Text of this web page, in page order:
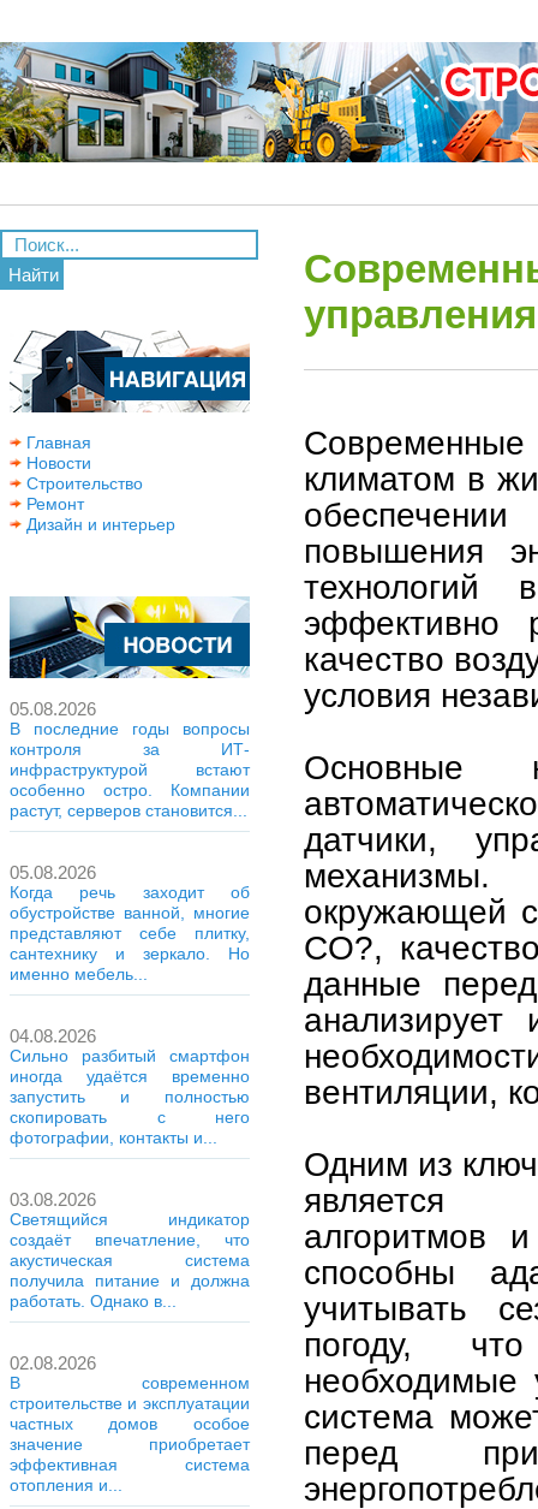
Найти
Главная
Новости
Строительство
Ремонт
Дизайн и интерьер
05.08.2026
В последние годы вопросы
контроля за ИТ-
инфраструктурой встают
особенно остро. Компании
растут, серверов становится...
05.08.2026
Когда речь заходит об
обустройстве ванной, многие
представляют себе плитку,
сантехнику и зеркало. Но
именно мебель...
04.08.2026
Сильно разбитый смартфон
иногда удаётся временно
запустить и полностью
скопировать с него
фотографии, контакты и...
03.08.2026
Светящийся индикатор
создаёт впечатление, что
акустическая система
получила питание и должна
работать. Однако в...
02.08.2026
В современном
строительстве и эксплуатации
частных домов особое
значение приобретает
эффективная система
отопления и...
Современные
климатом в
повышения
технологий
эффективно
качество
условия
Основные
датчики,
окружающей
CO?,
данные
вентиляции,
Одним из
является
алгоритмов
способны
учитывать
погоду,
необходимые
система
перед